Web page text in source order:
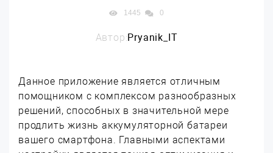
1445 0
Автор:Pryanik_IT
Данное приложение является отличным
помощником с комплексом разнообразных
решений, способных в значительной мере
продлить жизнь аккумуляторной батареи
вашего смартфона. Главными аспектами